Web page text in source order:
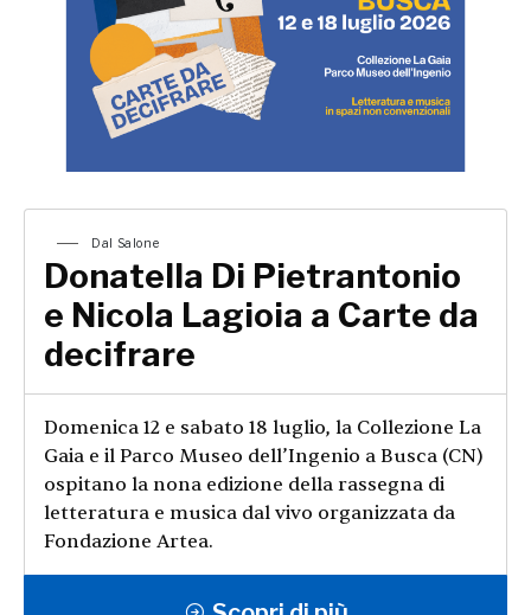
Dal Salone
Donatella Di Pietrantonio
e Nicola Lagioia a Carte da
decifrare
Domenica 12 e sabato 18 luglio, la Collezione La
Gaia e il Parco Museo dell’Ingenio a Busca (CN)
ospitano la nona edizione della rassegna di
letteratura e musica dal vivo organizzata da
Fondazione Artea.